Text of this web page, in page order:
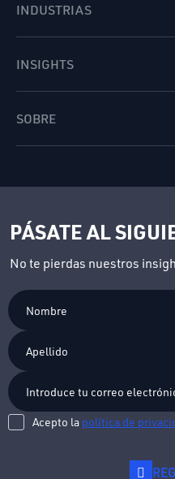
INDUSTRIAS
INSIGHTS
SOBRE
PÁSATE AL
No te pierdas nuestros
Acepto la política de